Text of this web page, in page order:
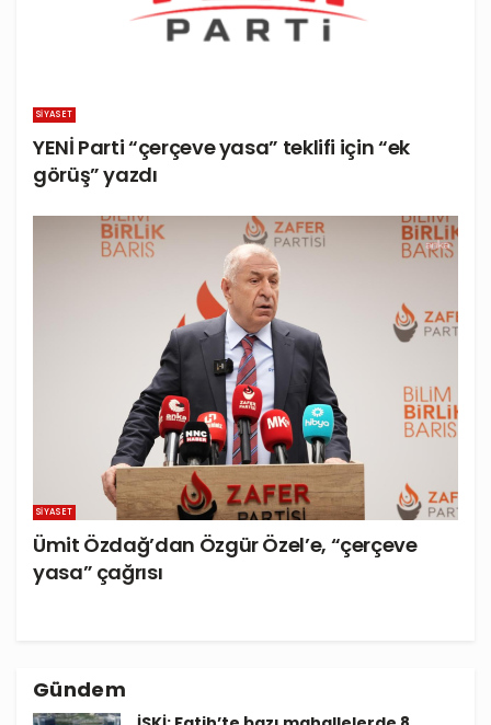
SIYASET
YENİ Parti “çerçeve yasa” teklifi için “ek
görüş” yazdı
SIYASET
Ümit Özdağ’dan Özgür Özel’e, “çerçeve
yasa” çağrısı
Gündem